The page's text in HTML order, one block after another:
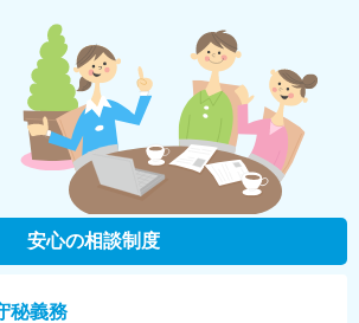
安心の相談制度
秘義務